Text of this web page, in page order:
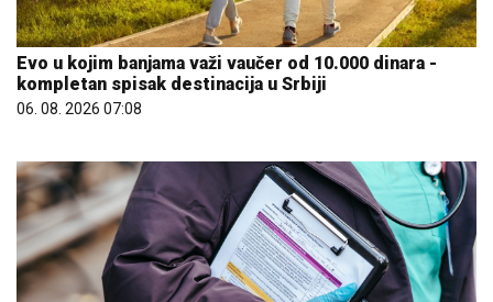
06. 08. 2026 15:10
Регистрована прва два случаја оболевања од
грознице Западног Нила ове године